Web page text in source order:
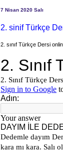
7 Nisan 2020 Salı
2. sinif Türkçe
2. sınıf Türkçe Dersi